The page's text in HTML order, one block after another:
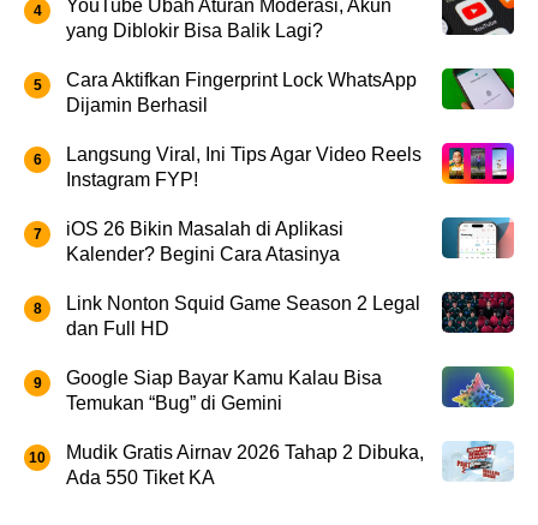
YouTube Ubah Aturan Moderasi, Akun
yang Diblokir Bisa Balik Lagi?
Cara Aktifkan Fingerprint Lock WhatsApp
Dijamin Berhasil
Langsung Viral, Ini Tips Agar Video Reels
Instagram FYP!
iOS 26 Bikin Masalah di Aplikasi
Kalender? Begini Cara Atasinya
Link Nonton Squid Game Season 2 Legal
dan Full HD
Google Siap Bayar Kamu Kalau Bisa
Temukan “Bug” di Gemini
Mudik Gratis Airnav 2026 Tahap 2 Dibuka,
Ada 550 Tiket KA